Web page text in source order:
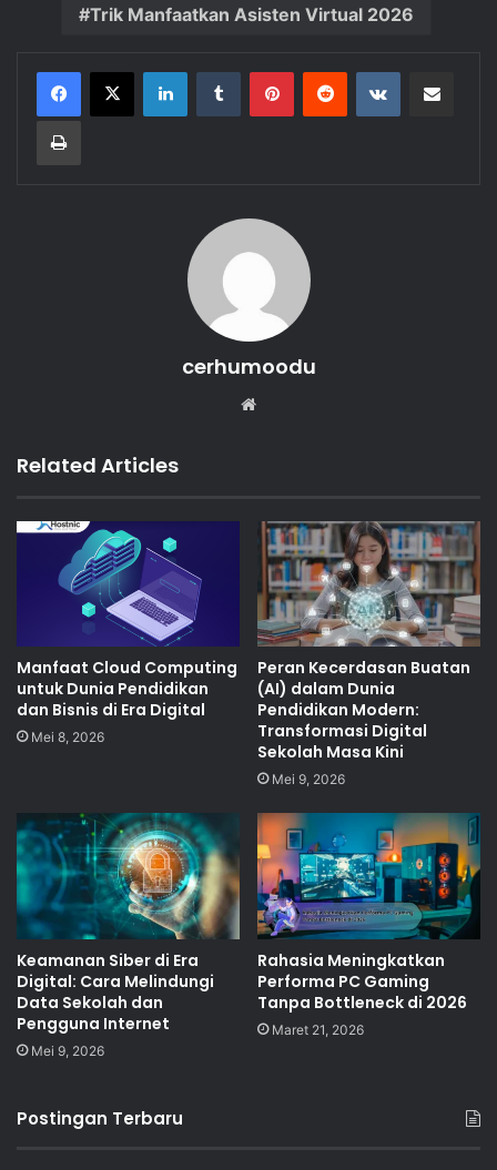
Trik Manfaatkan Asisten Virtual 2026
LinkedInTumblr PinterestReddit VKontakte
Print
cerhumoodu
Related Articles
Manfaat Cloud Computing
untuk Dunia Pendidikan
dan Bisnis di Era Digital
Mei 8, 2026
Peran Kecerdasan Buatan
(AI) dalam Dunia
Pendidikan Modern:
Transformasi Digital
Sekolah Masa Kini
Mei 9, 2026
Keamanan Siber di Era
Digital: Cara Melindungi
Data Sekolah dan
Pengguna Internet
Mei 9, 2026
Rahasia Meningkatkan
Performa PC Gaming
Tanpa Bottleneck di 2026
Maret 21, 2026
Postingan Terbaru